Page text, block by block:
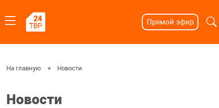
Прямой эфир
На главную Новости
Новости